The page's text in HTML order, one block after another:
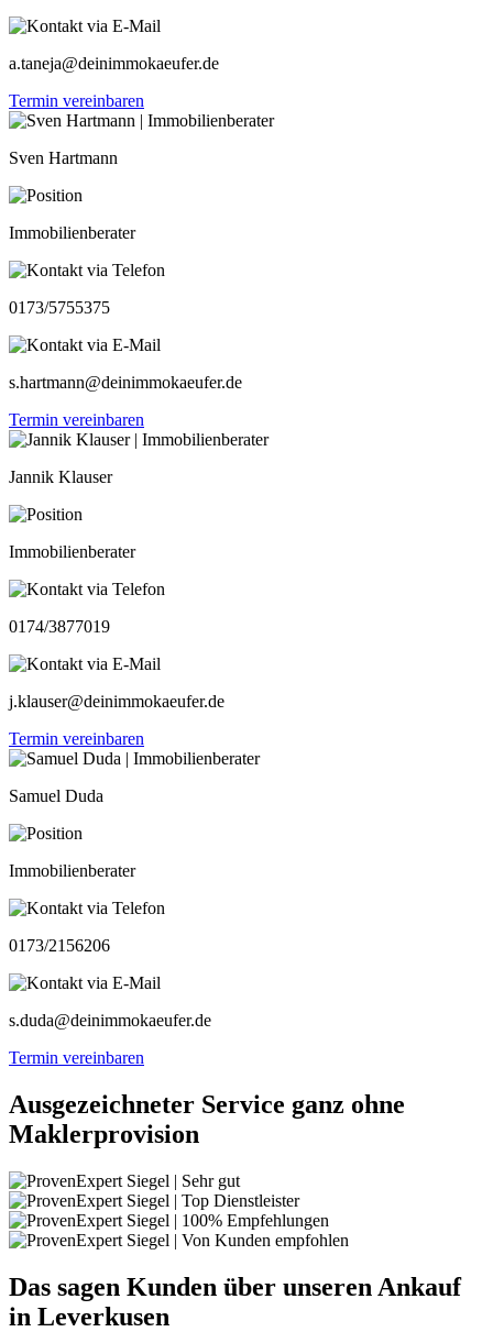
a.taneja@deinimmokaeufer.de
Termin vereinbaren
Sven Hartmann
Immobilienberater
0173/5755375
s.hartmann@deinimmokaeufer.de
Termin vereinbaren
Jannik Klauser
Immobilienberater
0174/3877019
j.klauser@deinimmokaeufer.de
Termin vereinbaren
Samuel Duda
Immobilienberater
0173/2156206
s.duda@deinimmokaeufer.de
Termin vereinbaren
Ausgezeichneter Service ganz ohne
Maklerprovision
Das sagen Kunden über unseren Ankauf
in Leverkusen